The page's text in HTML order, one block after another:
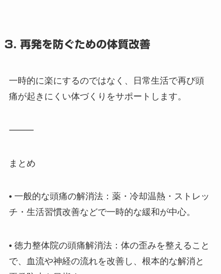
3. 再発を防ぐための体質改善
一時的に楽にするのではなく、日常生活で再び頭
痛が起きにくい体づくりをサポートします。
⸻
まとめ
•一般的な頭痛の解消法：薬・冷却温熱・ストレッ
チ・生活習慣改善などで一時的な緩和が中心。
• 徳力整体院の頭痛解消法：体の歪みを整えること
で、血流や神経の流れを改善し、根本的な解消と